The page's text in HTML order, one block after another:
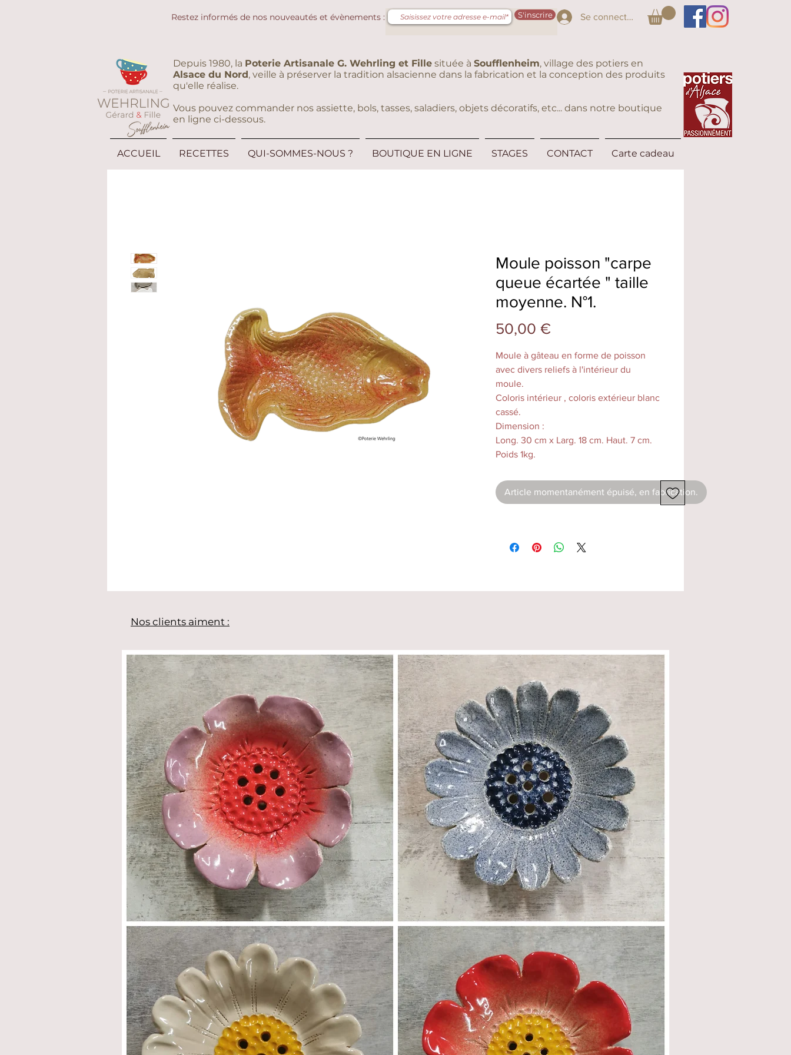
Restez informés de nos nouveautés et évènements : S'inscrire Se connecter
Depuis 1980, la Poterie Artisanale G. Wehrling et Fille située à Soufflenheim, village des potiers en
Alsace du Nord, veille à préserver la tradition alsacienne dans la fabrication et la conception des produits
qu'elle réalise.
Vous pouvez commander nos assiette, bols, tasses, saladiers, objets décoratifs, etc... dans notre boutique
en ligne ci-dessous.
ACCUEIL RECETTES QUI-SOMMES-NOUS ? BOUTIQUE EN LIGNE STAGES CONTACT Carte cadeau
Moule poisson "carpe
queue écartée " taille
moyenne. N°1.
50,00 €Prix
Moule à gâteau en forme de poisson
avec divers reliefs à l'intérieur du
moule.
Coloris intérieur , coloris extérieur blanc
cassé.
Dimension :
Long. 30 cm x Larg. 18 cm. Haut. 7 cm.
Poids 1kg.
Entièrement fait main dans notre atelier
à Soufflenheim, les couleurs peuvent
brioches, les cakes sucrés ou salés mais
Conseil d' utilisation : Toujours beurrer
le moule au beurre et non à l'huile ou
autre spray de matière grasse et
saupoudrer de poudre d'amande.
Une fois le moule utilisé lavez-le à la
main et laissez le bien sécher, dans un
endroit sec avant de le ranger.
Recommandation : ne jamais laver ce
moule au lave-vaisselle, vous aurez
beaucoup de difficultés à démouler vos
gâteaux par la suite.
Article momentanément épuisé, en fabrication.
Nos clients aiment :